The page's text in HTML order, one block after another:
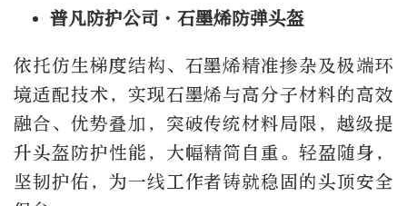
普凡防护公司·石墨烯防弹头盔
依托仿生梯度结构、石墨烯精准掺杂及极端环
境适配技术，实现石墨烯与高分子材料的高效
融合、优势叠加，突破传统材料局限，越级提
升头盔防护性能，大幅精简自重。轻盈随身，
坚韧护佑，为一线工作者铸就稳固的头顶安全